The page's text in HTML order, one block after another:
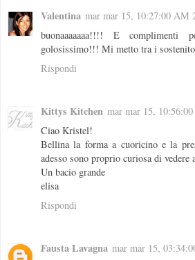
Valentina mar mar 15, 10:27:00 AM
buonaaaaaaa!!!! E
golosissimo!!! Mi metto tra i
Rispondi
Kittys Kitchen mar mar 15,
Ciao Kristel!
Bellina la forma a cuoricino e la
adesso sono proprio curiosa di vedere
Un bacio grande
elisa
Rispondi
Fausta Lavagna mar mar 15,